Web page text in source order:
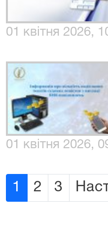
01 квітня 2026,
01 квітня 2026,
1 2 3